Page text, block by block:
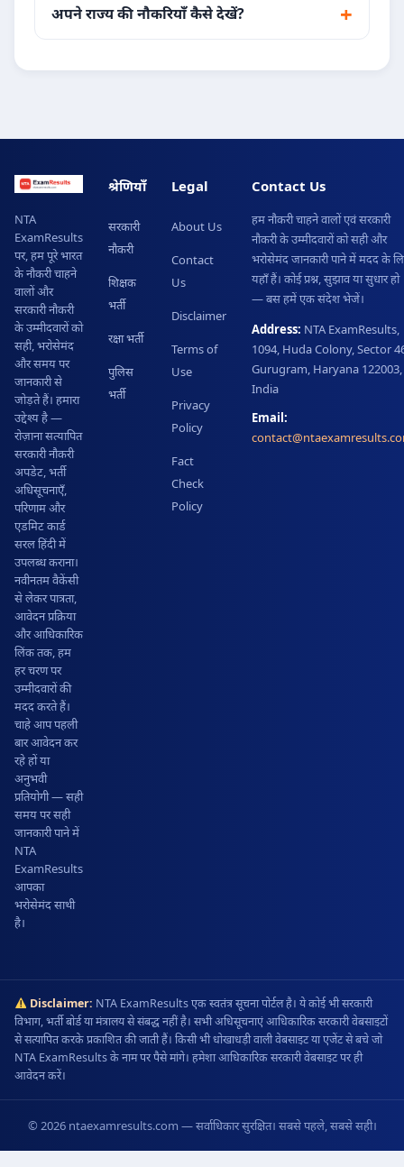
अपने राज्य की नौकरियाँ कैसे देखें?
NTA
ExamResults
पर, हम पूरे भारत
के नौकरी चाहने
वालों और
सरकारी नौकरी
के उम्मीदवारों को
सही, भरोसेमंद
और समय पर
जानकारी से
जोड़ते हैं। हमारा
उद्देश्य है —
रोज़ाना सत्यापित
सरकारी नौकरी
अपडेट, भर्ती
अधिसूचनाएँ,
परिणाम और
एडमिट कार्ड
सरल हिंदी में
उपलब्ध कराना।
नवीनतम वैकेंसी
से लेकर पात्रता,
आवेदन प्रक्रिया
और आधिकारिक
लिंक तक, हम
हर चरण पर
उम्मीदवारों की
मदद करते हैं।
चाहे आप पहली
बार आवेदन कर
रहे हों या
अनुभवी
प्रतियोगी — सही
समय पर सही
जानकारी पाने में
NTA
ExamResults
आपका
भरोसेमंद साथी
है।
श्रेणियाँ
सरकारी
नौकरी
शिक्षक
भर्ती
रक्षा भर्ती
पुलिस
भर्ती
Legal
About Us
Contact
Us
Disclaimer
Terms of
Use
Privacy
Policy
Fact
Check
Policy
Contact Us
हम नौकरी चाहने वालों एवं सरकारी
नौकरी के उम्मीदवारों को सही और
भरोसेमंद जानकारी पाने में मदद के
यहाँ हैं। कोई प्रश्न, सुझाव या सुधार हो
— बस हमें एक संदेश भेजें।
Address: NTA ExamResults,
1094, Huda Colony, Sector
Gurugram, Haryana 122003,
India
Email:
Disclaimer: NTA ExamResults एक स्वतंत्र सूचना पोर्टल है। ये कोई भी सरकारी
विभाग, भर्ती बोर्ड या मंत्रालय से संबद्ध नहीं है। सभी अधिसूचनाएं आधिकारिक सरकारी वेबसाइटों
से सत्यापित करके प्रकाशित की जाती हैं। किसी भी धोखाधड़ी वाली वेबसाइट या एजेंट से बचे जो
NTA ExamResults के नाम पर पैसे मांगे। हमेशा आधिकारिक सरकारी वेबसाइट पर ही
आवेदन करें।
© 2026 ntaexamresults.com — सर्वाधिकार सुरक्षित। सबसे पहले, सबसे सही।